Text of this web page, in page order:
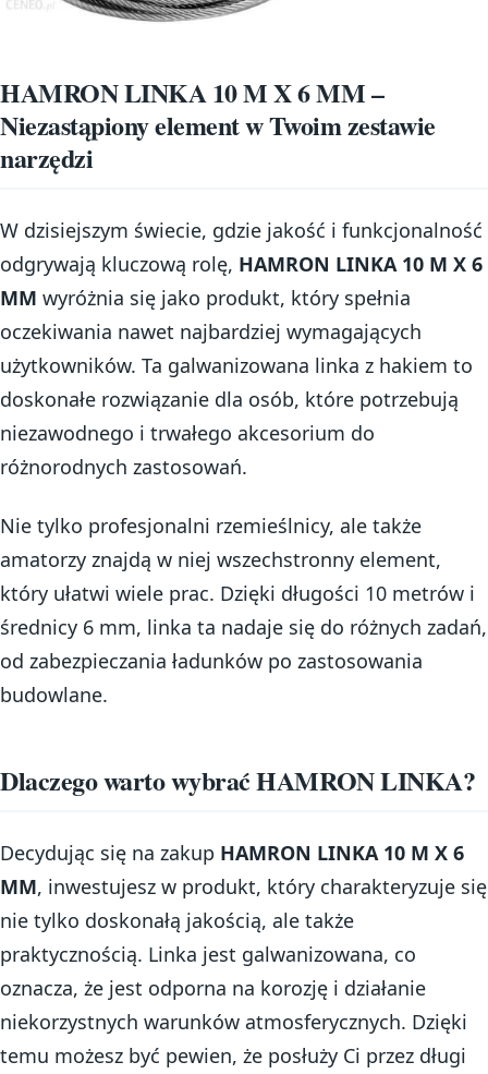
HAMRON LINKA 10 M X 6 MM –
Niezastąpiony element w Twoim zestawie
narzędzi
W dzisiejszym świecie, gdzie jakość i funkcjonalność
odgrywają kluczową rolę, HAMRON LINKA 10 M X 6
MM wyróżnia się jako produkt, który spełnia
oczekiwania nawet najbardziej wymagających
użytkowników. Ta galwanizowana linka z hakiem to
doskonałe rozwiązanie dla osób, które potrzebują
niezawodnego i trwałego akcesorium do
różnorodnych zastosowań.
Nie tylko profesjonalni rzemieślnicy, ale także
amatorzy znajdą w niej wszechstronny element,
który ułatwi wiele prac. Dzięki długości 10 metrów i
średnicy 6 mm, linka ta nadaje się do różnych zadań,
od zabezpieczania ładunków po zastosowania
budowlane.
Dlaczego warto wybrać HAMRON LINKA?
Decydując się na zakup HAMRON LINKA 10 M X 6
MM, inwestujesz w produkt, który charakteryzuje się
nie tylko doskonałą jakością, ale także
praktycznością. Linka jest galwanizowana, co
oznacza, że jest odporna na korozję i działanie
niekorzystnych warunków atmosferycznych. Dzięki
temu możesz być pewien, że posłuży Ci przez długi